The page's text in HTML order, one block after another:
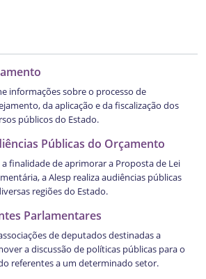
informações sobre o processo de
da aplicação e da fiscalização dos
públicos do Estado.
Públicas do Orçamento
a finalidade de aprimorar a Proposta de Lei
a Alesp realiza audiências públicas
regiões do Estado.
Parlamentares
de deputados destinadas a
a discussão de políticas públicas para o
referentes a um determinado setor.